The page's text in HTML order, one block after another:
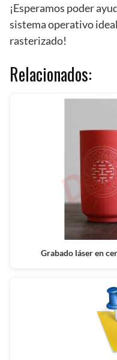
¡Esperamos poder
sistema operativo
rasterizado!
Relacionados:
Grabado láser en